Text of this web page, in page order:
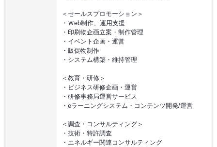
＜セールスプロモーション＞
・Ｗeb制作、運用支援
・印刷物企画立案・制作管理
・イベント企画・運営
・販促物制作
・システム構築・維持管理
＜教育・研修＞
・ビジネス研修企画・運営
・研修事務局運営サービス
・eラーニングシステム・コンテンツ開発/運営
＜調査・コンサルティング＞
・技術・特許調査
・エネルギー関連コンサルティング